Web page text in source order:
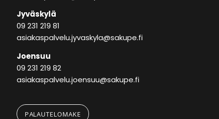
Jyväskylä
09 231 219 81
asiakaspalvelu.jyvaskyla@sakupe.fi
Joensuu
09 231 219 82
asiakaspalvelu.joensuu@sakupe.fi
PALAUTELOMAKE